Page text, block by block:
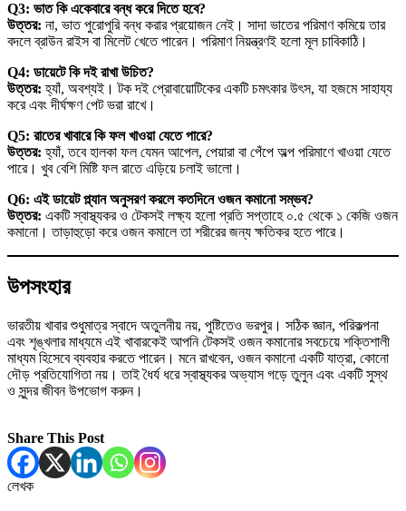
Q3: ভাত কি একেবারে বন্ধ করে দিতে হবে?
উত্তর: না, ভাত পুরোপুরি বন্ধ করার প্রয়োজন নেই। সাদা ভাতের পরিমাণ কমিয়ে তার
বদলে ব্রাউন রাইস বা মিলেট খেতে পারেন। পরিমাণ নিয়ন্ত্রণই হলো মূল চাবিকাঠি।
Q4: ডায়েটে কি দই রাখা উচিত?
উত্তর: হ্যাঁ, অবশ্যই। টক দই প্রোবায়োটিকের একটি চমৎকার উৎস, যা হজমে সাহায্য
করে এবং দীর্ঘক্ষণ পেট ভরা রাখে।
Q5: রাতের খাবারে কি ফল খাওয়া যেতে পারে?
উত্তর: হ্যাঁ, তবে হালকা ফল যেমন আপেল, পেয়ারা বা পেঁপে অল্প পরিমাণে খাওয়া যেতে
পারে। খুব বেশি মিষ্টি ফল রাতে এড়িয়ে চলাই ভালো।
Q6: এই ডায়েট প্ল্যান অনুসরণ করলে কতদিনে ওজন কমানো সম্ভব?
উত্তর: একটি স্বাস্থ্যকর ও টেকসই লক্ষ্য হলো প্রতি সপ্তাহে ০.৫ থেকে ১ কেজি ওজন
কমানো। তাড়াহুড়ো করে ওজন কমালে তা শরীরের জন্য ক্ষতিকর হতে পারে।
উপসংহার
ভারতীয় খাবার শুধুমাত্র স্বাদে অতুলনীয় নয়, পুষ্টিতেও ভরপুর। সঠিক জ্ঞান, পরিকল্পনা
এবং শৃঙ্খলার মাধ্যমে এই খাবারকেই আপনি টেকসই ওজন কমানোর সবচেয়ে শক্তিশালী
মাধ্যম হিসেবে ব্যবহার করতে পারেন। মনে রাখবেন, ওজন কমানো একটি যাত্রা, কোনো
দৌড় প্রতিযোগিতা নয়। তাই ধৈর্য ধরে স্বাস্থ্যকর অভ্যাস গড়ে তুলুন এবং একটি সুস্থ
ও সুন্দর জীবন উপভোগ করুন।
Share This Post
লেখক